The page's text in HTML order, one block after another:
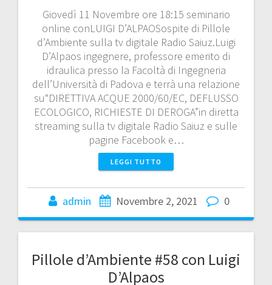
Giovedì 11 Novembre ore 18:15 seminario
online conLUIGI D’ALPAOSospite di Pillole
d’Ambiente sulla tv digitale Radio Saiuz.Luigi
D’Alpaos ingegnere, professore emerito di
idraulica presso la Facoltà di Ingegneria
dell’Università di Padova e terrà una relazione
su“DIRETTIVA ACQUE 2000/60/EC, DEFLUSSO
ECOLOGICO, RICHIESTE DI DEROGA”in diretta
streaming sulla tv digitale Radio Saiuz e sulle
pagine Facebook e…
LEGGI TUTTO
admin Novembre 2, 2021 0
Pillole d’Ambiente #58 con Luigi
D’Alpaos